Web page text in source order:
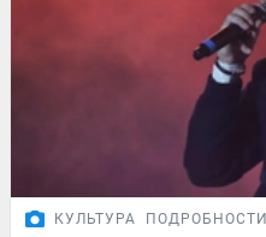
КУЛЬТУРА ПОДРОБНОСТИ